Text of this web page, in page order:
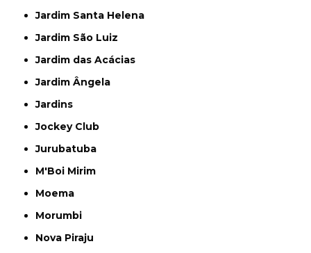
Jardim Santa Helena
Jardim São Luiz
Jardim das Acácias
Jardim Ângela
Jardins
Jockey Club
Jurubatuba
M'Boi Mirim
Moema
Morumbi
Nova Piraju